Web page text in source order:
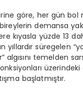
göre, her gün bol
demansa
kıyasla yüzde 13
yıllardır süregelen
algısını temelden
başlatmıştır.